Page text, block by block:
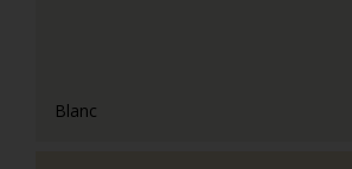
Blanc